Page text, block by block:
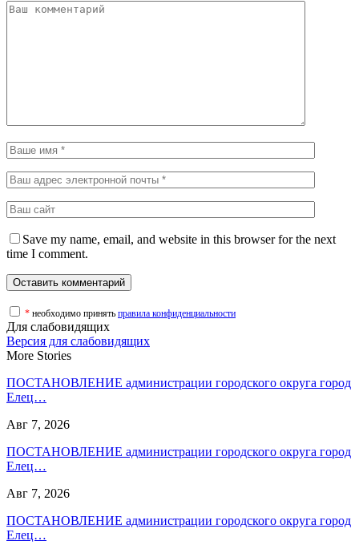
Save my name, email, and website in this browser for the next
time I comment.
* необходимо принять правила конфиденциальности
Для слабовидящих
Версия для слабовидящих
More Stories
ПОСТАНОВЛЕНИЕ администрации городского округа город
Елец…
Авг 7, 2026
ПОСТАНОВЛЕНИЕ администрации городского округа город
Елец…
Авг 7, 2026
ПОСТАНОВЛЕНИЕ администрации городского округа город
Елец…